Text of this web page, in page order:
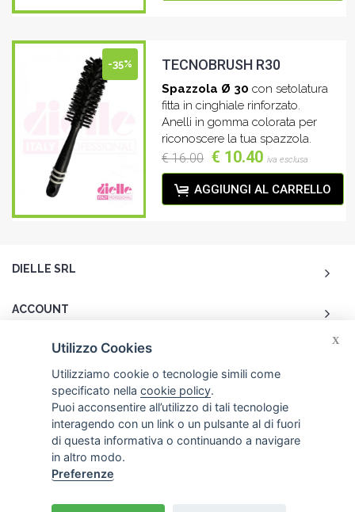
-35% TECNOBRUSH R30
Spazzola Ø 30 con setolatura
fitta in cinghiale rinforzato.
Anelli in gomma colorata per
riconoscere la tua spazzola.
€ 16.00 € 10.40 iva esclusa
AGGIUNGI AL CARRELLO
DIELLE SRL
ACCOUNT
CUSTOMER CARE
CONTATTI
Utilizzo Cookies
Utilizziamo cookie o tecnologie simili come
specificato nellacookie policy.
Puoi acconsentire all’utilizzo di tali tecnologie
interagendo con un link o un pulsante al di fuori
di questa informativa o continuando a navigare
in altro modo.
Preferenze
X